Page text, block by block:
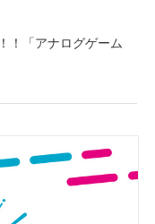
！「アナログゲーム